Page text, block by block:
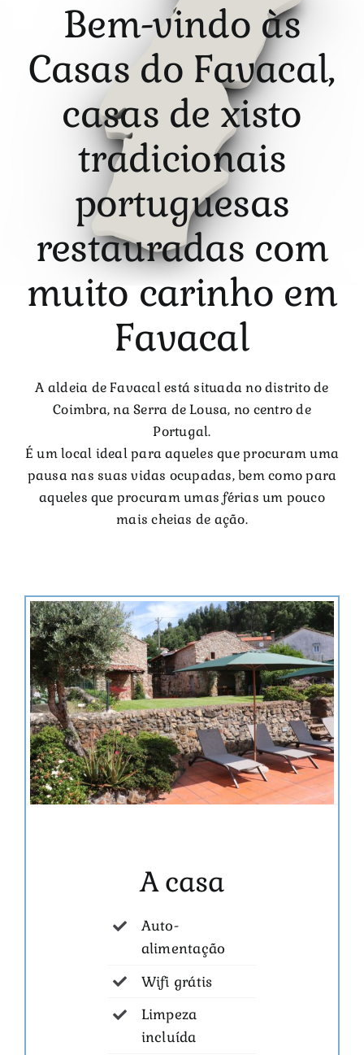
Bem-vindo às
Casas do Favacal,
casas de xisto
tradicionais
portuguesas
restauradas com
muito carinho em
Favacal
A aldeia de Favacal está situada no distrito de
Coimbra, na Serra de Lousa, no centro de
Portugal.
É um local ideal para aqueles que procuram uma
pausa nas suas vidas ocupadas, bem como para
aqueles que procuram umas férias um pouco
mais cheias de ação.
A casa
Auto-
alimentação
Wifi grátis
Limpeza
incluída